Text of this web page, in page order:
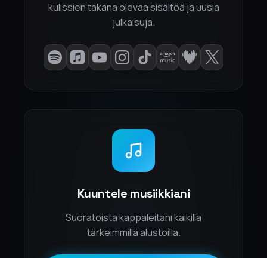
kulissien takana olevaa sisältöä ja uusia
julkaisuja.
Kuuntele musiikkiani
Suoratoista kappaleitani kaikilla
tärkeimmillä alustoilla.